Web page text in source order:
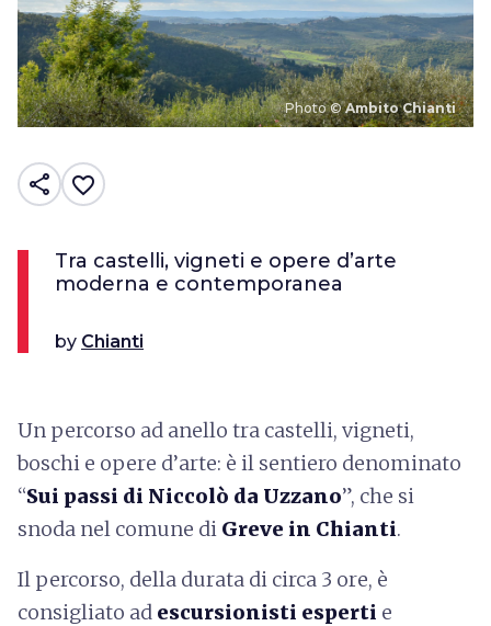
Photo ©Ambito Chianti
share favorite_border
Tra castelli, vigneti e opere d’arte
moderna e contemporanea
by Chianti
Un percorso ad anello tra castelli, vigneti,
boschi e opere d’arte: è il sentiero denominato
“Sui passi di Niccolò da Uzzano”, che si
snoda nel comune di Greve in Chianti.
Il percorso, della durata di circa 3 ore, è
consigliato ad escursionisti esperti e